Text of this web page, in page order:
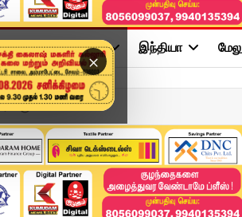
×
விளையாட்டு இந்தியா
...